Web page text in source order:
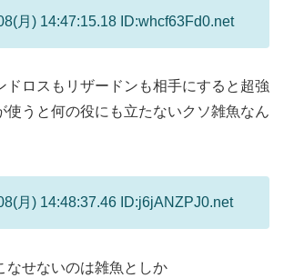
月) 14:47:15.18 ID:whcf63Fd0.net
ドロスもリザードンも相手にすると超強
使うと何の役にも立たないクソ雑魚なん
月) 14:48:37.46 ID:j6jANZPJ0.net
なせないのは雑魚としか